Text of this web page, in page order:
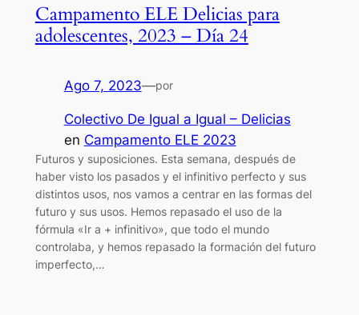
Campamento ELE Delicias para
adolescentes, 2023 – Día 24
Ago 7, 2023—por
Colectivo De Igual a Igual – Delicias
en Campamento ELE 2023
Futuros y suposiciones. Esta semana, después de
haber visto los pasados y el infinitivo perfecto y sus
distintos usos, nos vamos a centrar en las formas del
futuro y sus usos. Hemos repasado el uso de la
fórmula «Ir a + infinitivo», que todo el mundo
controlaba, y hemos repasado la formación del futuro
imperfecto,…